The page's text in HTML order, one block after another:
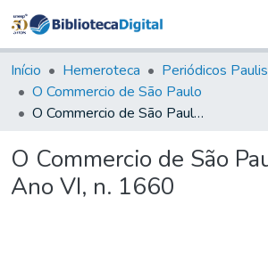
&
Coleções
Tudo na
Biblioteca
Estatísticas
Início Hemeroteca
Periódicos
O Commercio de São Paulo
O Commercio de São Paulo, 1898, Ano VI, n. 1660
O Commercio de São
Ano VI, n. 1660